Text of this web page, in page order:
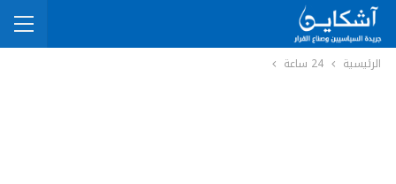
الرئيسية 24 ساعة